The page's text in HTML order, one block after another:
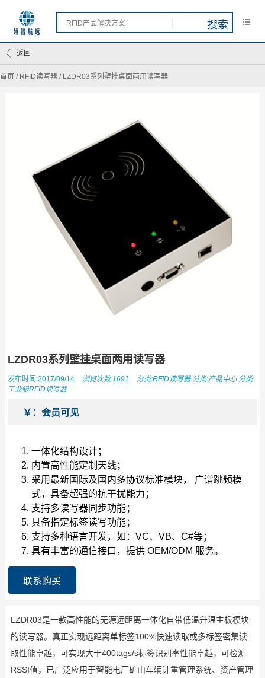
首页 / RFID读写器 / LZDR03系列壁挂桌面两用读写器
返回
LZDR03系列壁挂桌面两用读写器
发布时间:2017/09/14 浏览次数:1691 分类:RFID读写器分类:产品中心 分类:
工业级RFID读写器
￥：会员可见
一体化结构设计；
内置高性能定制天线；
采用最新国际及国内多协议标准模块， 广谱跳频模
式，具备超强的抗干扰能力；
支持多读写器同步功能；
具备指定标签读写功能；
支持多种语言开发，如：VC、VB、C#等；
具有丰富的通信接口，提供 OEM/ODM 服务。
联系购买
LZDR03是一款高性能的无源远距离一体化自带低温升温主板模块
的读写器。真正实现远距离单标签100%快速读取或多标签密集读
取性能卓越，可实现大于400tags/s标签识别率性能卓越，可检测
RSSI值，已广泛应用于智能电厂矿山车辆计重管理系统、资产管理